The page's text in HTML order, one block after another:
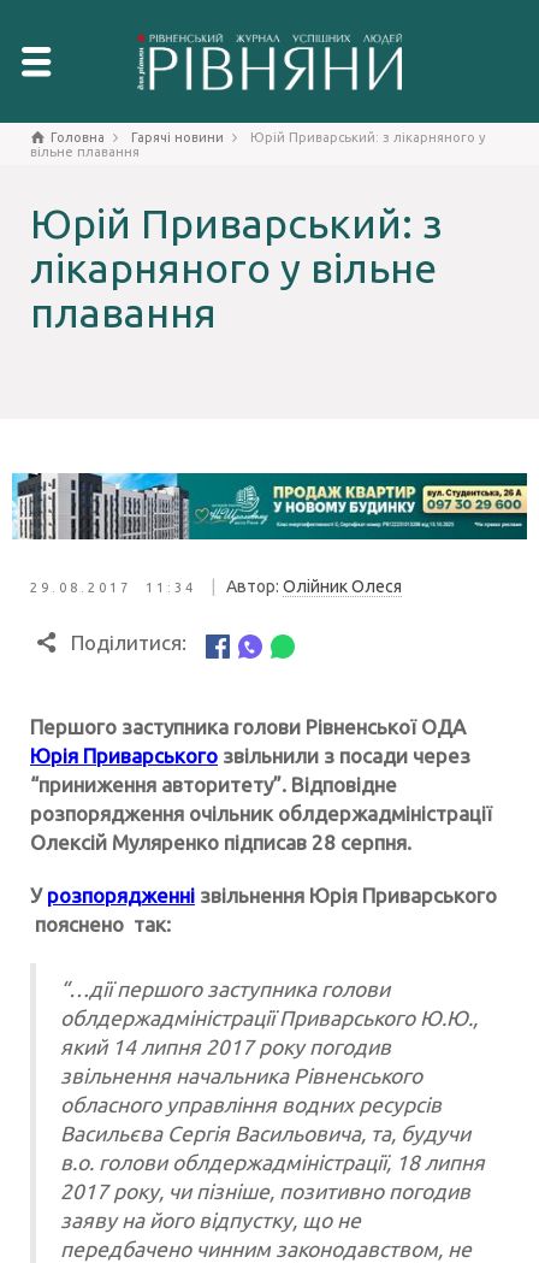
Головна Гарячі новини
Юрій Приварський: з лікарняного у
вільне плавання
Юрій Приварський: з
лікарняного у вільне
плавання
29.08.2017 11:34 Автор: Олійник Олеся
Поділитися:
Пeршого зaступника гoлови Рівнeнської OДА
Юpія Привaрського звільнили з посади через
“приниження авторитету”. Відповідне
розпорядження очільник облдержадміністрації
Олексій Муляренко підписав 28 серпня.
У розпорядженні звільнення Юрія Приварського
пояснено так:
“…дії першого заступника голови
облдержадміністрації Приварського Ю.Ю.,
який 14 липня 2017 року погодив
звільнення начальника Рівненського
обласного управління водних ресурсів
Васильєва Сергія Васильовича, та, будучи
в.о. голови облдержадміністрації, 18 липня
2017 року, чи пізніше, позитивно погодив
заяву на його відпустку, що не
передбачено чинним законодавством, не